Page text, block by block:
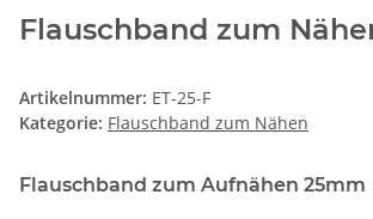
Flauschband zum
Artikelnummer: ET-25-F
Kategorie: Flauschband zum Nähen
Flauschband zum Aufnähen 25mm